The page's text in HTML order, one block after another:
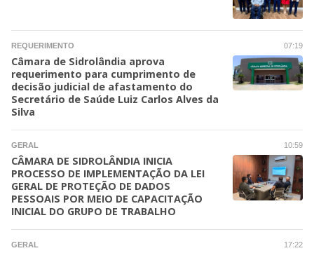
07:19
REQUERIMENTO
Câmara de Sidrolândia aprova
requerimento para cumprimento de
decisão judicial de afastamento do
Secretário de Saúde Luiz Carlos Alves da
Silva
10:59
GERAL
CÂMARA DE SIDROLÂNDIA INICIA
PROCESSO DE IMPLEMENTAÇÃO DA LEI
GERAL DE PROTEÇÃO DE DADOS
PESSOAIS POR MEIO DE CAPACITAÇÃO
INICIAL DO GRUPO DE TRABALHO
17:22
GERAL